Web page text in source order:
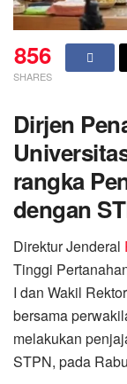
856
SHARES
Dirjen
rangka
dengan
Direktur Jenderal
Tinggi
I dan Wakil
bersama
melakukan
STPN, pada